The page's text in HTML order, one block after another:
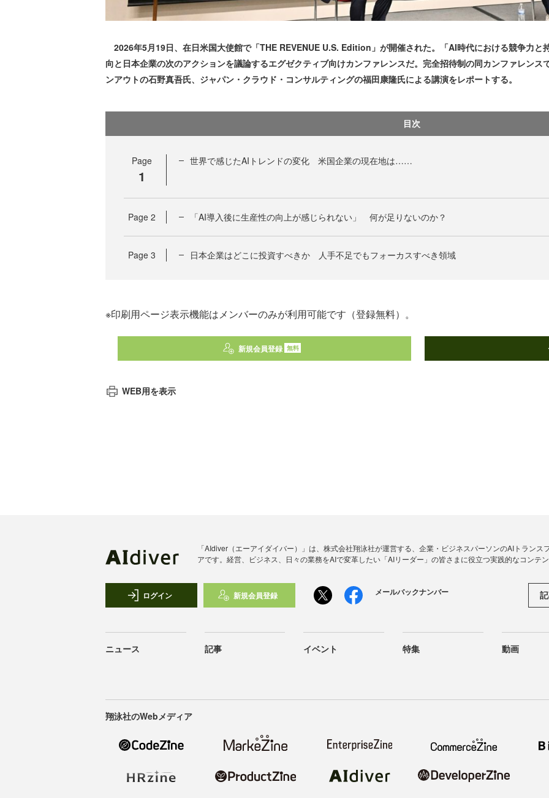
2026年5月19日、在日米国大使館で「THE REVENUE U.S. Edition」が開催された。「AI時代における競争力と
向と日本企業の次のアクションを議論するエグゼクティブ向けカンファレンスだ。完全招待制の同カンファレン
ンアウトの石野真吾氏、ジャパン・クラウド・コンサルティングの福田康隆氏による講演をレポートする。
目次
Page
1
世界で感じたAIトレンドの変化 米国企業の現在地は……
Page 2 「AI導入後に生産性の向上が感じられない」 何が足りないのか？
Page 3 日本企業はどこに投資すべきか 人手不足でもフォーカスすべき領域
※印刷用ページ表示機能はメンバーのみが利用可能です（登録無料）。
新規会員登録 無料
WEB用を表示
「AIdiver（エーアイダイバー）」は、株式会社翔泳社が運営する、企業・ビジネスパーソンのAIトラン
アです。経営、ビジネス、日々の業務をAIで変革したい「AIリーダー」の皆さまに役立つ実践的なコンテ
ログイン 新規会員登録 メールバックナンバー
ニュース 記事 イベント 特集 動画
翔泳社のWebメディア